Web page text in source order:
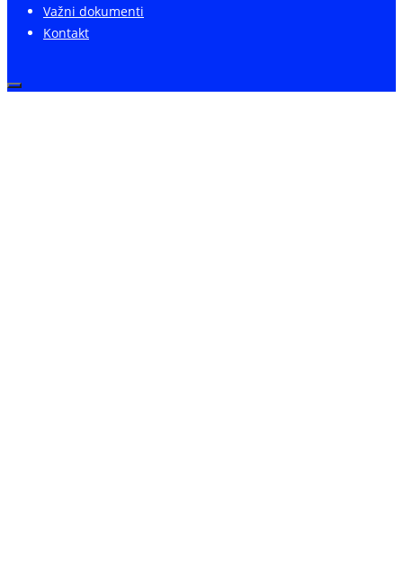
Važni dokumenti
Kontakt